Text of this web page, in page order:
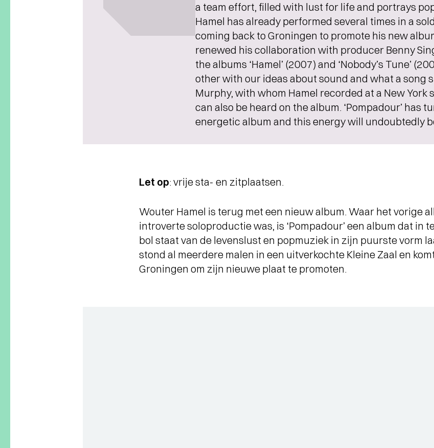
a team effort, filled with lust for life and portrays
Hamel has already performed several times in a
coming back to Groningen to promote his new
renewed his collaboration with producer Benny
the albums ‘Hamel’ (2007) and ‘Nobody’s Tune’
other with our ideas about sound and what a song
Murphy, with whom Hamel recorded at a New York
can also be heard on the album. ‘Pompadour’ has
energetic album and this energy will undoubtedly
Let op: vrije sta- en zitplaatsen.
Wouter Hamel is terug met een nieuw album. Waar het vorige
introverte soloproductie was, is ‘Pompadour’ een album dat in
bol staat van de levenslust en popmuziek in zijn puurste vorm
stond al meerdere malen in een uitverkochte Kleine Zaal en
Groningen om zijn nieuwe plaat te promoten.